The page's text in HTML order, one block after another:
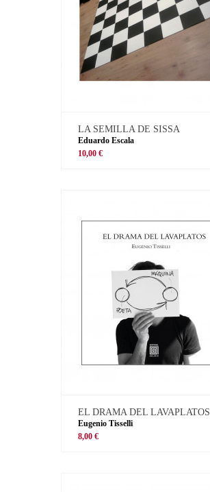
LA SEMILLA DE SISSA
Eduardo Escala
10,00 €
EL DRAMA DEL LAVAPLATOS
Eugenio Tisselli
8,00 €